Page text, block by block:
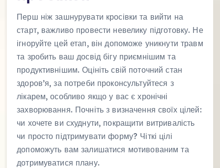
Перш ніж зашнурувати кросівки та вийти на
старт, важливо провести невелику підготовку. Не
ігноруйте цей етап, він допоможе уникнути травм
та зробить ваш досвід бігу приємнішим та
продуктивнішим. Оцініть свій поточний стан
здоров’я, за потреби проконсультуйтеся з
лікарем, особливо якщо у вас є хронічні
захворювання. Почніть з визначення своїх цілей:
чи хочете ви схуднути, покращити витривалість
чи просто підтримувати форму? Чіткі цілі
допоможуть вам залишатися мотивованим та
дотримуватися плану.